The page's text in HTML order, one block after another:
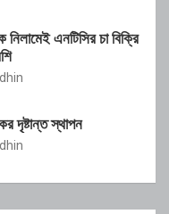
এনটিসির চা বিক্রি
দৃষ্টান্ত স্থাপন